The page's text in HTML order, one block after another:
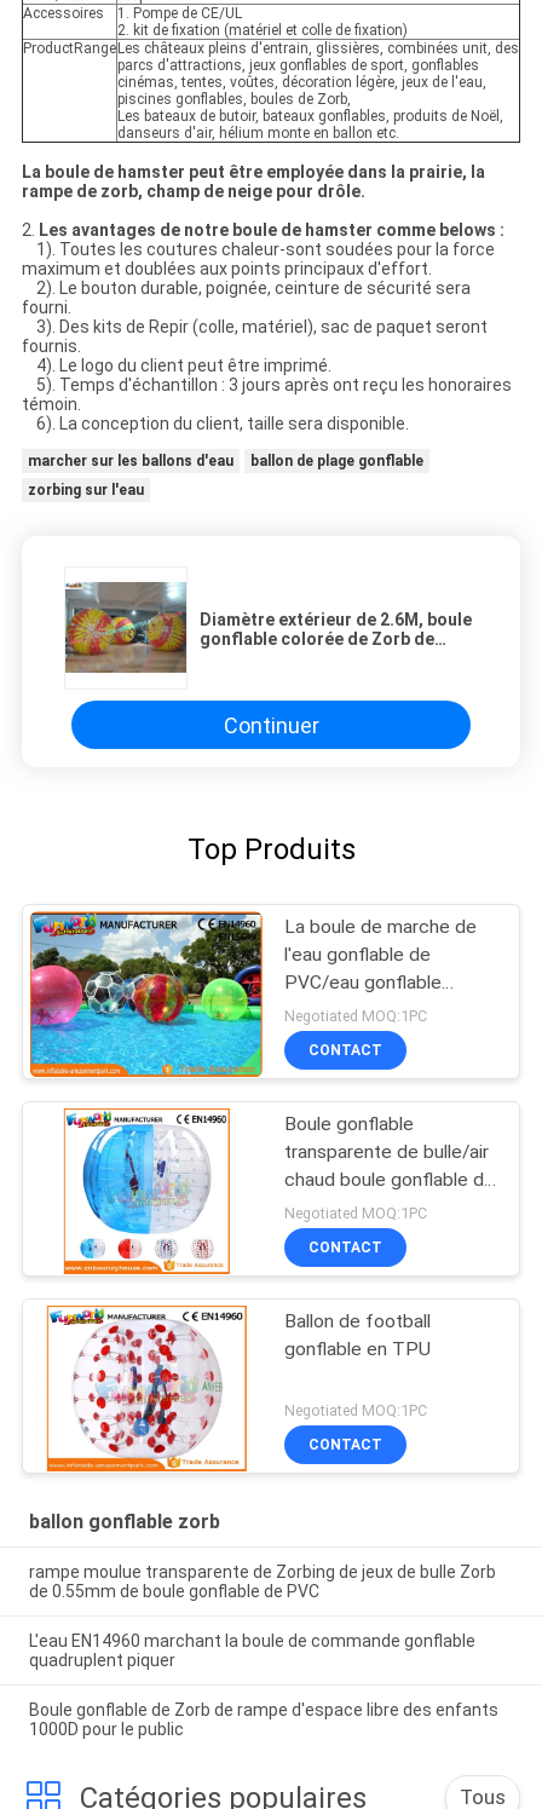
Accessoires
1. Pompe de CE/UL
2. kit de fixation (matériel et colle de fixation)
ProductRange Les châteaux pleins d'entrain, glissières, combinées unit, des
parcs d'attractions, jeux gonflables de sport, gonflables
cinémas, tentes, voûtes, décoration légère, jeux de l'eau,
piscines gonflables, boules de Zorb,
Les bateaux de butoir, bateaux gonflables, produits de Noël,
danseurs d'air, hélium monte en ballon etc.
La boule de hamster peut être employée dans la prairie, la
rampe de zorb, champ de neige pour drôle.
2. Les avantages de notre boule de hamster comme belows :
1). Toutes les coutures chaleur-sont soudées pour la force
maximum et doublées aux points principaux d'effort.
2). Le bouton durable, poignée, ceinture de sécurité sera
fourni.
3). Des kits de Repir (colle, matériel), sac de paquet seront
fournis.
4). Le logo du client peut être imprimé.
5). Temps d'échantillon : 3 jours après ont reçu les honoraires
témoin.
6). La conception du client, taille sera disponible.
marcher sur les ballons d'eau
ballon de plage gonflable
zorbing sur l'eau
Diamètre extérieur de 2.6M, boule
gonflable colorée de Zorb de
Continuer
Top Produits
La boule de marche de
l'eau gonflable de
PVC/eau gonflable
multifonctionnelle joue
Negotiated MOQ:1PC
CONTACT
Boule gonflable
transparente de bulle/air
chaud boule gonflable de
Zorb grand soudé
Negotiated MOQ:1PC
CONTACT
Ballon de football
gonflable en TPU
Negotiated MOQ:1PC
CONTACT
ballon gonflable zorb
rampe moulue transparente de Zorbing de jeux de bulle Zorb
de 0.55mm de boule gonflable de PVC
L'eau EN14960 marchant la boule de commande gonflable
quadruplent piquer
Boule gonflable de Zorb de rampe d'espace libre des enfants
1000D pour le public
Catégories populaires Tous